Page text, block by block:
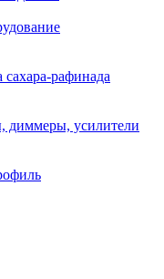
рафинада
диммеры, усилители